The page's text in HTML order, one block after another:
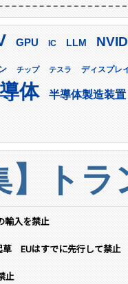
GPU IC LLM
チップ テスラ ディスプレ
体 半導体製造装置
】ト
輸入を禁止
草 EUはすでに先行して禁止
止